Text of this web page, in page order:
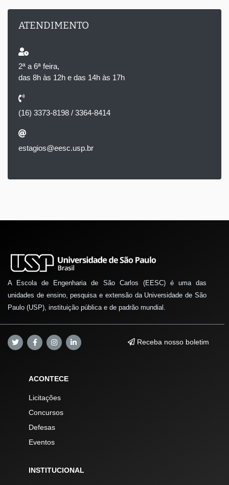
ATENDIMENTO
2ª a 6ª feira,
das 8h às 12h e das 14h às 17h
(16) 3373-8198 / 3364-8414
estagios@eesc.usp.br
A Escola de Engenharia de São Carlos (EESC) é uma das
unidades de ensino, pesquisa e extensão da Universidade de São
Paulo (USP), instituição pública e de padrão mundial.
Receba nosso boletim
ACONTECE
Licitações
Concursos
Defesas
Eventos
INSTITUCIONAL